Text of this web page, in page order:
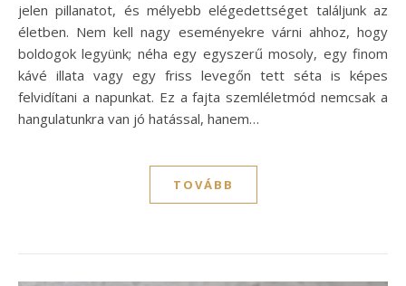
jelen pillanatot, és mélyebb elégedettséget találjunk az
életben. Nem kell nagy eseményekre várni ahhoz, hogy
boldogok legyünk; néha egy egyszerű mosoly, egy finom
kávé illata vagy egy friss levegőn tett séta is képes
felvidítani a napunkat. Ez a fajta szemléletmód nemcsak a
hangulatunkra van jó hatással, hanem…
TOVÁBB